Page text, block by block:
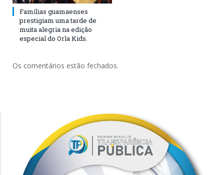
Famílias guamaenses
prestigiam uma tarde de
muita alegria na edição
especial do Orla Kids.
Os comentários estão fechados.